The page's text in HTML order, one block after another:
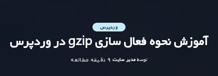
وردپرس
آموزش نحوه فعال سازی gzip در وردپرس
ارسال
توسطمدیر سایت 9 دقیقه مطالعه